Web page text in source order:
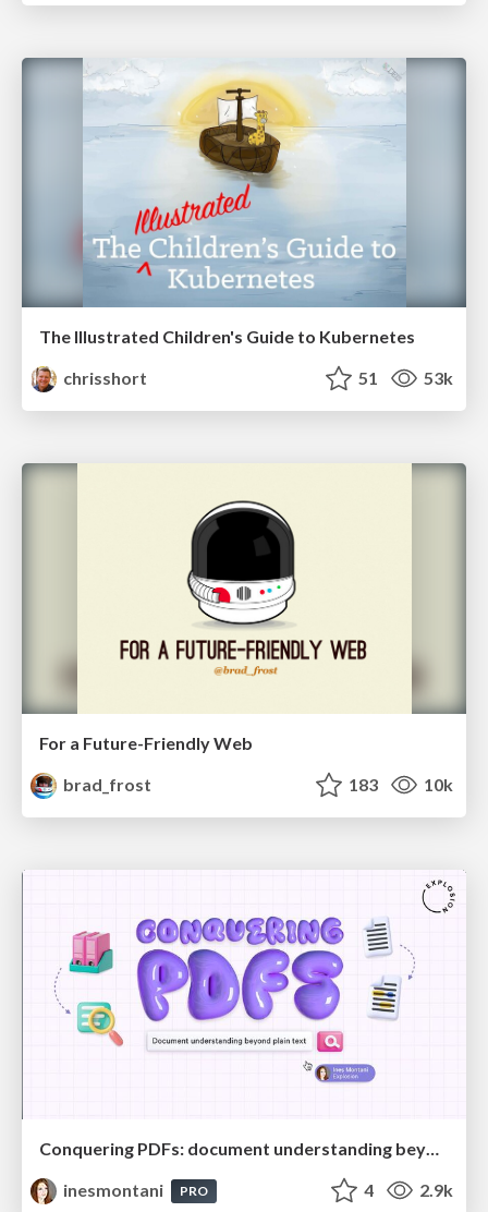
The Illustrated Children's Guide to Kubernetes
chrisshort
51 53k
For a Future-Friendly Web
brad_frost
183 10k
Conquering PDFs: document understanding beyond plain text
inesmontani
PRO 4 2.9k